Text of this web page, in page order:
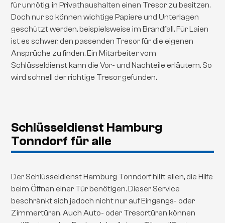
für unnötig, in Privathaushalten einen Tresor zu besitzen.
Doch nur so können wichtige Papiere und Unterlagen
geschützt werden, beispielsweise im Brandfall. Für Laien
ist es schwer, den passenden Tresor für die eigenen
Ansprüche zu finden. Ein Mitarbeiter vom
Schlüsseldienst kann die Vor- und Nachteile erläutern. So
wird schnell der richtige Tresor gefunden.
Schlüsseldienst Hamburg
Tonndorf für alle
Der Schlüsseldienst Hamburg Tonndorf hilft allen, die Hilfe
beim Öffnen einer Tür benötigen. Dieser Service
beschränkt sich jedoch nicht nur auf Eingangs- oder
Zimmertüren. Auch Auto- oder Tresortüren können